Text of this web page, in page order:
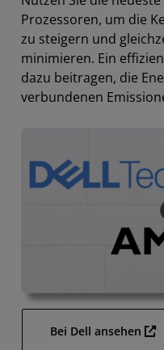
Prozessoren, um die
zu steigern und
minimieren. Ein
dazu beitragen, die
verbundenen
Bei Dell ansehen